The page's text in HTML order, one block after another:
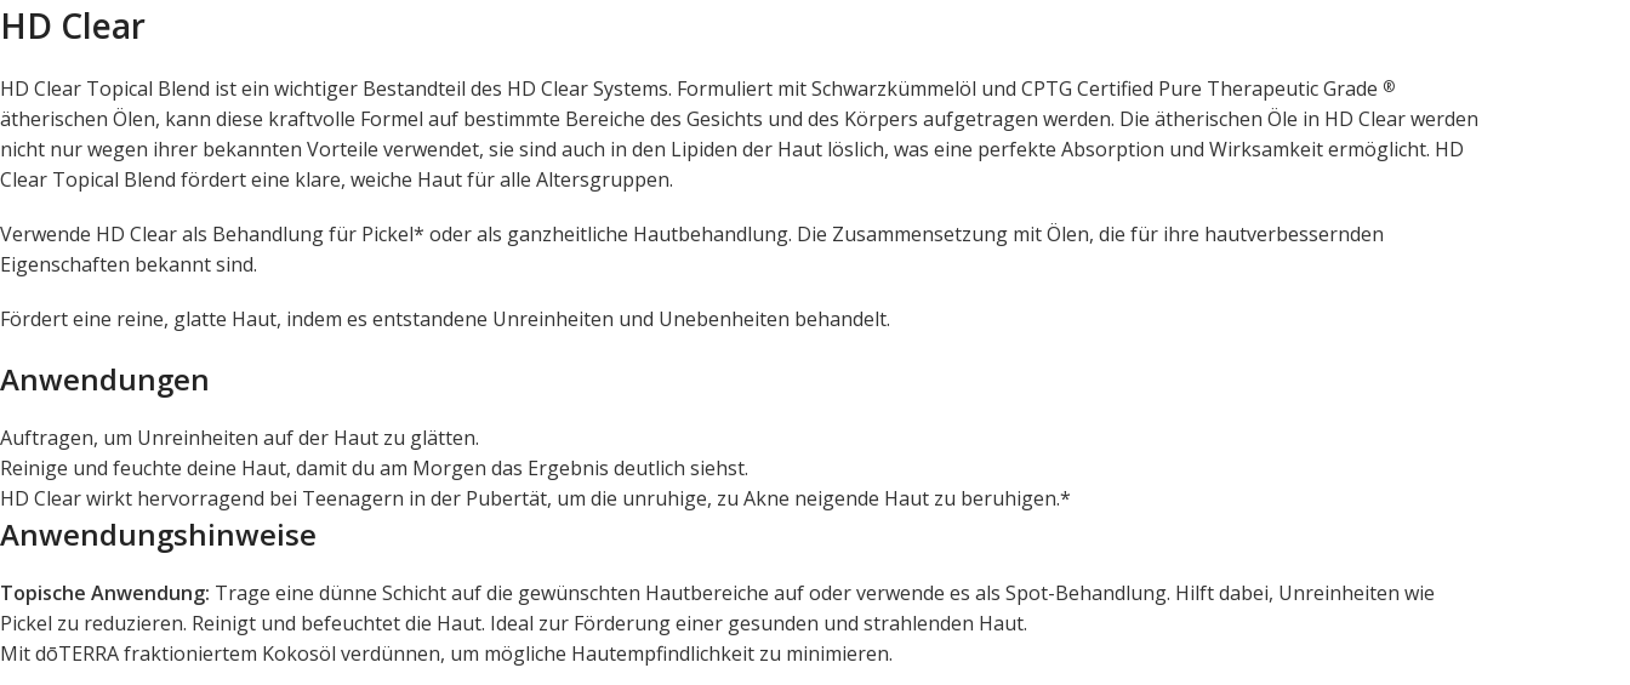
HD Clear
HD Clear Topical Blend ist ein wichtiger Bestandteil des HD Clear Systems. Formuliert mit Schwarzkümmelöl und CPTG Certified Pure Therapeutic Grade ®
ätherischen Ölen, kann diese kraftvolle Formel auf bestimmte Bereiche des Gesichts und des Körpers aufgetragen werden. Die ätherischen Öle in HD Clear werden
nicht nur wegen ihrer bekannten Vorteile verwendet, sie sind auch in den Lipiden der Haut löslich, was eine perfekte Absorption und Wirksamkeit ermöglicht. HD
Clear Topical Blend fördert eine klare, weiche Haut für alle Altersgruppen.
Verwende HD Clear als Behandlung für Pickel* oder als ganzheitliche Hautbehandlung. Die Zusammensetzung mit Ölen, die für ihre hautverbessernden
Eigenschaften bekannt sind.
Fördert eine reine, glatte Haut, indem es entstandene Unreinheiten und Unebenheiten behandelt.
Anwendungen
Auftragen, um Unreinheiten auf der Haut zu glätten.
Reinige und feuchte deine Haut, damit du am Morgen das Ergebnis deutlich siehst.
HD Clear wirkt hervorragend bei Teenagern in der Pubertät, um die unruhige, zu Akne neigende Haut zu beruhigen.*
Anwendungshinweise
Topische Anwendung: Trage eine dünne Schicht auf die gewünschten Hautbereiche auf oder verwende es als Spot-Behandlung. Hilft dabei, Unreinheiten wie
Pickel zu reduzieren. Reinigt und befeuchtet die Haut. Ideal zur Förderung einer gesunden und strahlenden Haut.
Mit dōTERRA fraktioniertem Kokosöl verdünnen, um mögliche Hautempfindlichkeit zu minimieren.